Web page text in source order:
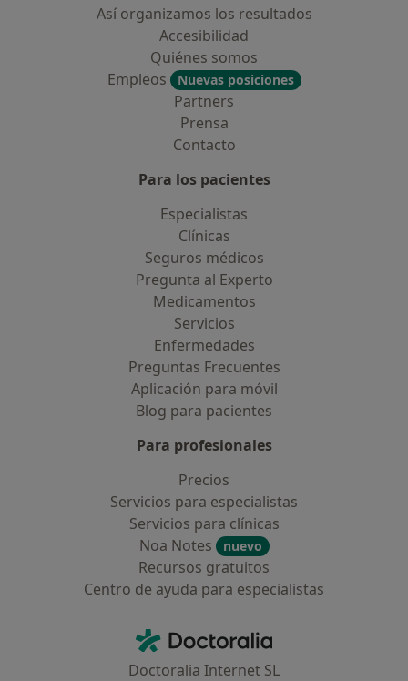
Así organizamos los resultados
Accesibilidad
Quiénes somos
Empleos
Nuevas posiciones
Partners
Prensa
Contacto
Para los pacientes
Especialistas
Clínicas
Seguros médicos
Pregunta al Experto
Medicamentos
Servicios
Enfermedades
Preguntas Frecuentes
Aplicación para móvil
Blog para pacientes
Para profesionales
Precios
Servicios para especialistas
Servicios para clínicas
Noa Notes
nuevo
Recursos gratuitos
Centro de ayuda para especialistas
Doctoralia - Página de inicio
Doctoralia Internet SL